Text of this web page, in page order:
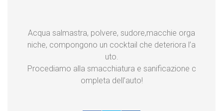
Acqua salmastra, polvere, sudore,macchie orga
niche, compongono un cocktail che deteriora l’a
uto.
Procediamo alla smacchiatura e sanificazione c
ompleta dell’auto!